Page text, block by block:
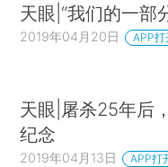
天眼|“我们的一部
2019年04月20日 APP打
天眼|屠杀25年后
纪念
2019年04月13日 APP打